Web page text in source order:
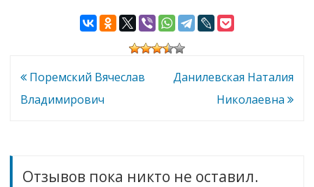
Наталья
Сергеевна
Навигация
по
Поремский Вячеслав
Владимирович
Данилевская Наталия
Николаевна
Отзывов пока никто не оставил.